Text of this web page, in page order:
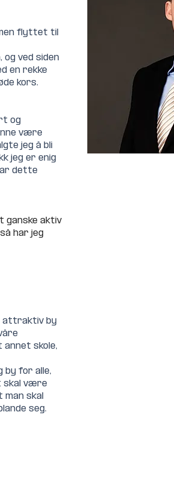
flyttet til
og ved siden
en rekke
kors.
og
være
jeg å bli
jeg er enig
dette
ganske aktiv
har jeg
attraktiv by
skole,
by for alle,
skal være
skal
seg.